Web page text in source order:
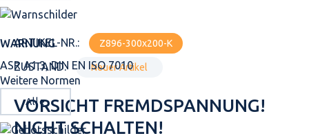
WARNUNG
ASR A1.3, DIN EN ISO 7010
Weitere Normen
Alle
ARTIKEL-NR.: Z896-300x200-K
ZUSTAND: Neuer Artikel
VORSICHT FREMDSPANNUNG!
NICHT SCHALTEN!